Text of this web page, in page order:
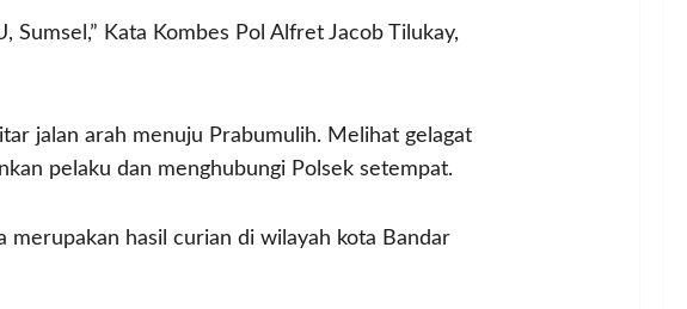
Kata Kombes Pol Alfret Jacob Tilukay,
jalan arah menuju Prabumulih. Melihat gelagat
pelaku dan menghubungi Polsek setempat.
merupakan hasil curian di wilayah kota Bandar